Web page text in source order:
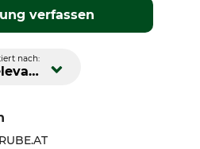
verfassen
nach:
Relevanz